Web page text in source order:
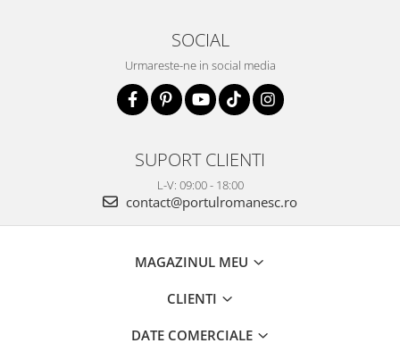
SOCIAL
Urmareste-ne in social media
SUPORT CLIENTI
L-V: 09:00 - 18:00
contact@portulromanesc.ro
MAGAZINUL MEU
CLIENTI
DATE COMERCIALE